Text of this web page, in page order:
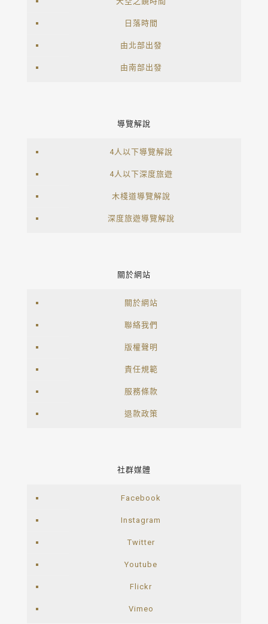
日落時間
由北部出發
由南部出發
導覽解說
4人以下導覽解說
4人以下深度旅遊
木棧道導覽解說
深度旅遊導覽解說
關於網站
關於網站
聯絡我們
版權聲明
責任規範
服務條款
退款政策
社群媒體
Facebook
Instagram
Twitter
Youtube
Flickr
Vimeo